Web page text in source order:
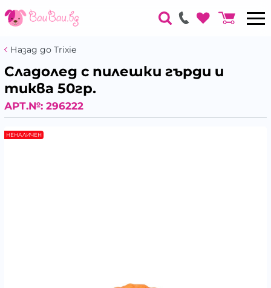
Назад до Trixie
Сладолед с пилешки гърди и
тиква 50гр.
АРТ.№: 296222
НЕНАЛИЧЕН